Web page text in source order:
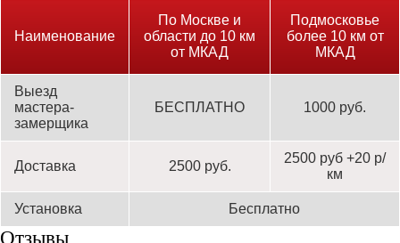
Наименование
По Москве и
области до 10 км
от МКАД
Подмосковье
более 10 км от
МКАД
Выезд
мастера-
замерщика
БЕСПЛАТНО 1000 руб.
Доставка 2500 руб.
2500 руб +20 р/
км
Установка Бесплатно
Отзывы